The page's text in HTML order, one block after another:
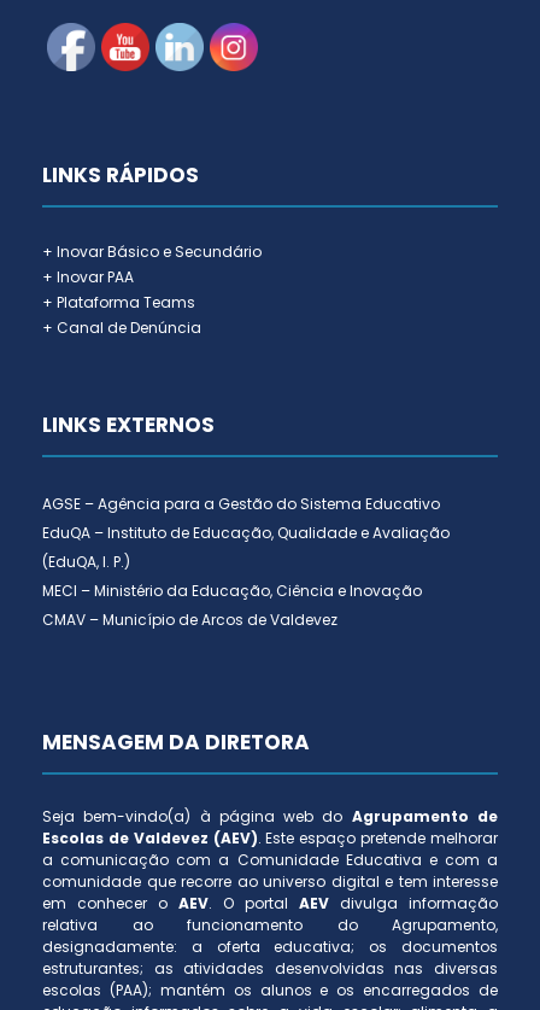
LINKS RÁPIDOS
+ Inovar Básico e Secundário
+ Inovar PAA
+ Plataforma Teams
+ Canal de Denúncia
LINKS EXTERNOS
AGSE – Agência para a Gestão do Sistema Educativo
EduQA – Instituto de Educação, Qualidade e Avaliação
(EduQA, I. P.)
MECI – Ministério da Educação, Ciência e Inovação
CMAV – Município de Arcos de Valdevez
MENSAGEM DA DIRETORA
Seja bem-vindo(a) à página web do Agrupamento de
Escolas de Valdevez (AEV). Este espaço pretende melhorar
a comunicação com a Comunidade Educativa e com a
comunidade que recorre ao universo digital e tem interesse
em conhecer o AEV. O portal AEV divulga informação
relativa ao funcionamento do Agrupamento,
designadamente: a oferta educativa; os documentos
estruturantes; as atividades desenvolvidas nas diversas
escolas (PAA); mantém os alunos e os encarregados de